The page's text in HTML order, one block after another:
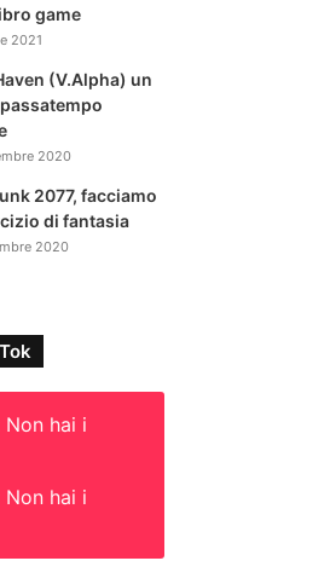
game
2021
(V.Alpha) un
2020
2077, facciamo
di fantasia
2020
hai i
hai i